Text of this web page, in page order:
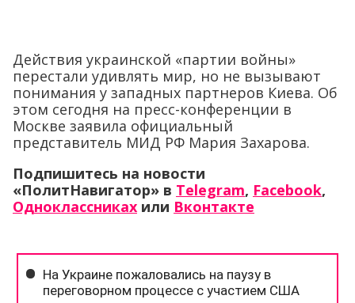
Действия украинской «партии войны»
перестали удивлять мир, но не вызывают
понимания у западных партнеров Киева. Об
этом сегодня на пресс-конференции в
Москве заявила официальный
представитель МИД РФ Мария Захарова.
Подпишитесь на новости
«ПолитНавигатор» в Telegram, Facebook,
Одноклассниках или Вконтакте